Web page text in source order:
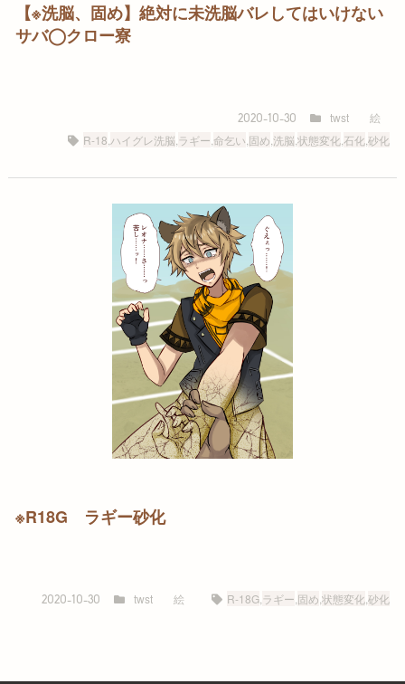
【※洗脳、固め】絶対に未洗脳バレしてはいけない
サバ◯クロー寮
2020-10-30 twst
絵
R-18 ハイグレ洗脳 ラギー 命乞い 固め ,洗脳 ,状態変化,石化,砂化
※R18G ラギー砂化
2020-10-30 twst 絵 R-18G ラギー 固め ,状態変化,砂化